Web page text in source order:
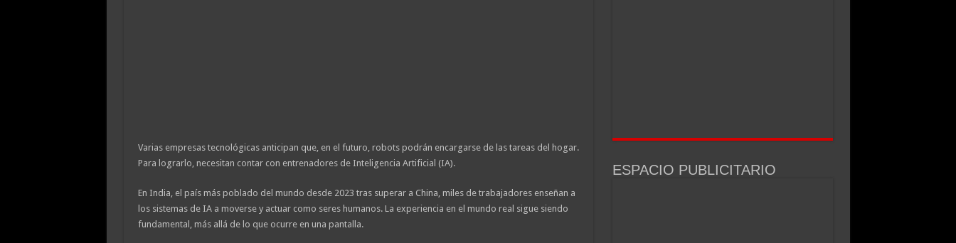
Varias empresas tecnológicas anticipan que, en el futuro, robots podrán encargarse de las tareas del hogar.
Para lograrlo, necesitan contar con entrenadores de Inteligencia Artificial (IA).
En India, el país más poblado del mundo desde 2023 tras superar a China, miles de trabajadores enseñan a
los sistemas de IA a moverse y actuar como seres humanos. La experiencia en el mundo real sigue siendo
fundamental, más allá de lo que ocurre en una pantalla.
ESPACIO PUBLICITARIO